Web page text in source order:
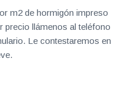
m2 de hormigón impreso
precio llámenos al teléfono
Le contestaremos en